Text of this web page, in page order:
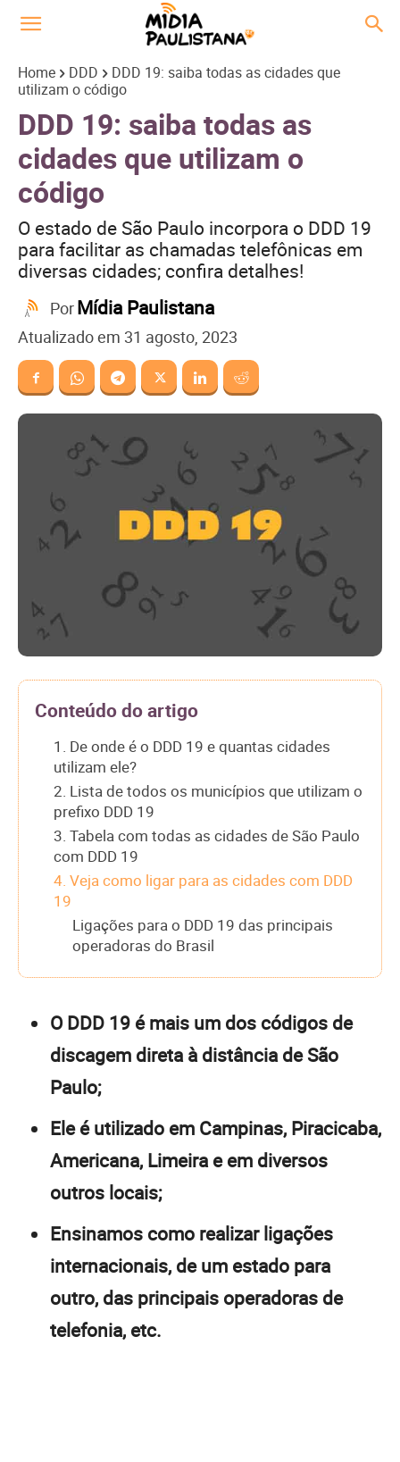
Home DDD
DDD 19: saiba todas as cidades que
utilizam o código
DDD 19: saiba todas as
cidades que utilizam o
código
O estado de São Paulo incorpora o DDD 19
para facilitar as chamadas telefônicas em
diversas cidades; confira detalhes!
PorMídia Paulistana
Atualizado em 31 agosto, 2023
Conteúdo do artigo
1. De onde é o DDD 19 e quantas cidades
utilizam ele?
2. Lista de todos os municípios que utilizam o
prefixo DDD 19
3. Tabela com todas as cidades de São Paulo
com DDD 19
4. Veja como ligar para as cidades com DDD
19
Ligações para o DDD 19 das principais
operadoras do Brasil
O DDD 19 é mais um dos códigos de
discagem direta à distância de São
Paulo;
Ele é utilizado em Campinas, Piracicaba,
Americana, Limeira e em diversos
outros locais;
Ensinamos como realizar ligações
internacionais, de um estado para
outro, das principais operadoras de
telefonia, etc.